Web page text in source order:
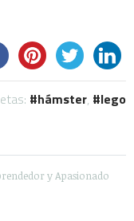
hámster, lego
y Apasionado